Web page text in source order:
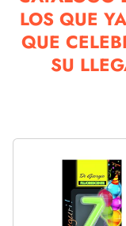
LOS QUE
QUE
SU